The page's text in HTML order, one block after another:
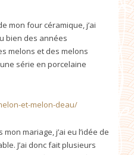
mon four céramique, j’ai
bien des années
melons et des melons
série en porcelaine
et-melon-deau/
mariage, j’ai eu l’idée de
J’ai donc fait plusieurs